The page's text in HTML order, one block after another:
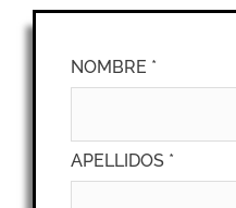
NOMBRE *
APELLIDOS *